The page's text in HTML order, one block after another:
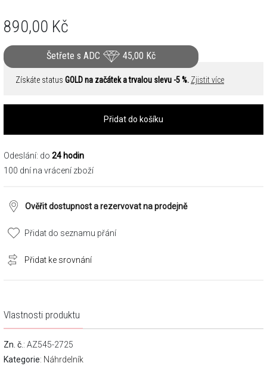
890,00 Kč
Šetřete s ADC 45,00 Kč
Získáte status GOLD na začátek a trvalou slevu -5 %. Zjistit více
Přidat do košíku
Odeslání: do 24 hodin
100 dní na vrácení zboží
Ověřit dostupnost a rezervovat na prodejně
Přidat do seznamu přání
Přidat ke srovnání
Vlastnosti produktu
Zn. č. : AZ545-2725
Kategorie: Náhrdelník